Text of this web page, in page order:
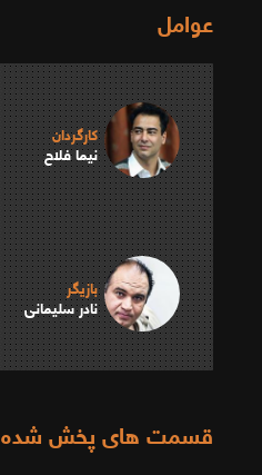
عوامل
کارگردان
نیما فلاح
بازیگر
نادر سلیمانی
قسمت های پخش شده